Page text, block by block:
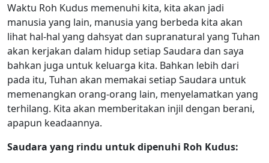
Waktu Roh Kudus memenuhi kita, kita akan jadi
manusia yang lain, manusia yang berbeda kita akan
lihat hal-hal yang dahsyat dan supranatural yang Tuhan
akan kerjakan dalam hidup setiap Saudara dan saya
bahkan juga untuk keluarga kita. Bahkan lebih dari
pada itu, Tuhan akan memakai setiap Saudara untuk
memenangkan orang-orang lain, menyelamatkan yang
terhilang. Kita akan memberitakan injil dengan berani,
apapun keadaannya.
Saudara yang rindu untuk dipenuhi Roh Kudus: